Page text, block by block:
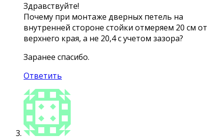
Здравствуйте!
Почему при монтаже дверных петель на
внутренней стороне стойки отмеряем 20 см от
верхнего края, а не 20,4 с учетом зазора?
Заранее спасибо.
Ответить